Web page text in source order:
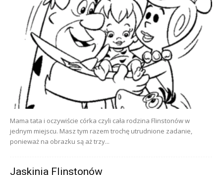
Mama tata i oczywiście córka czyli cała rodzina Flinstonów w
jednym miejscu. Masz tym razem trochę utrudnione zadanie,
ponieważ na obrazku są aż trzy...
Jaskinia Flinstonów